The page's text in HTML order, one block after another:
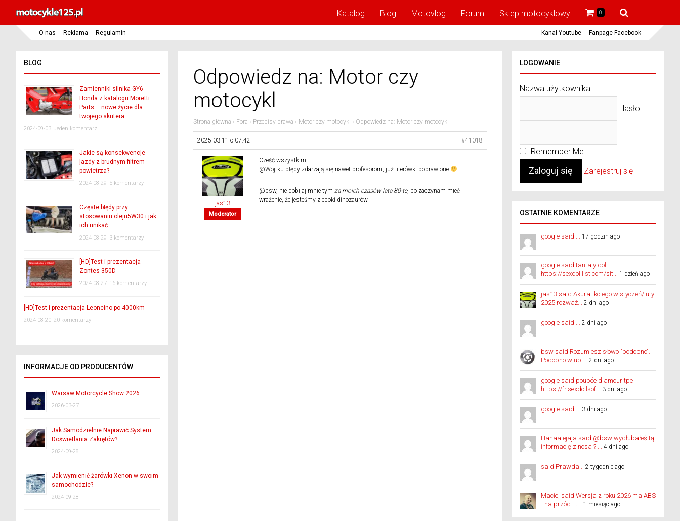
Katalog Blog Motovlog Forum Sklep motocyklowy 0
O nas Reklama Regulamin Kanał Youtube Fanpage Facebook
Odpowiedz na: Motor czy
motocykl
Strona główna › Fora › Przepisy prawa › Motor czy motocykl › Odpowiedz na: Motor czy motocykl
2025-03-11 o 07:42 #41018
jas13
Moderator
Cześć wszystkim,
@Wojtku błędy zdarzają się nawet profesorom, już literówki poprawione
@bsw, nie dobijaj mnie tym za moich czasów lata 80-te, bo zaczynam mieć
wrażenie, że jesteśmy z epoki dinozaurów
BLOG
Zamienniki silnika GY6
Honda z katalogu Moretti
Parts – nowe życie dla
twojego skutera
2024-09-03 Jeden komentarz
Jakie są konsekwencje
jazdy z brudnym filtrem
powietrza?
2024-08-29 5 komentarzy
Częste błędy przy
stosowaniu oleju5W30 i jak
ich unikać
2024-08-29 3 komentarzy
[HD]Test i prezentacja
Zontes 350D
2024-08-27 16 komentarzy
[HD]Test i prezentacja Leoncino po 4000km
2024-08-20 20 komentarzy
INFORMACJE OD PRODUCENTÓW
Warsaw Motorcycle Show 2026
2026-03-27
Jak Samodzielnie Naprawić System
Doświetlania Zakrętów?
2024-09-28
Jak wymienić żarówki Xenon w swoim
samochodzie?
2024-09-28
LOGOWANIE
Nazwa użytkownika
Hasło
Remember Me
Zarejestruj się
OSTATNIE KOMENTARZE
google said ... 17 godzin ago
google said tantaly doll
https://sexdolllist.com/sit... 1 dzień ago
jas13 said Akurat kolego w styczeń/luty
2025 rozważ... 2 dni ago
google said ... 2 dni ago
bsw said Rozumiesz słowo "podobno".
Podobno w ubi... 2 dni ago
google said poupée d'amour tpe
https://fr.sexdollsof... 3 dni ago
google said ... 3 dni ago
Hahaalejaja said @bsw wydłubałeś tą
informację z nosa ? ... 4 dni ago
said Prawda... 2 tygodnie ago
Maciej said Wersja z roku 2026 ma ABS
- na przód i t... 1 miesiąc ago